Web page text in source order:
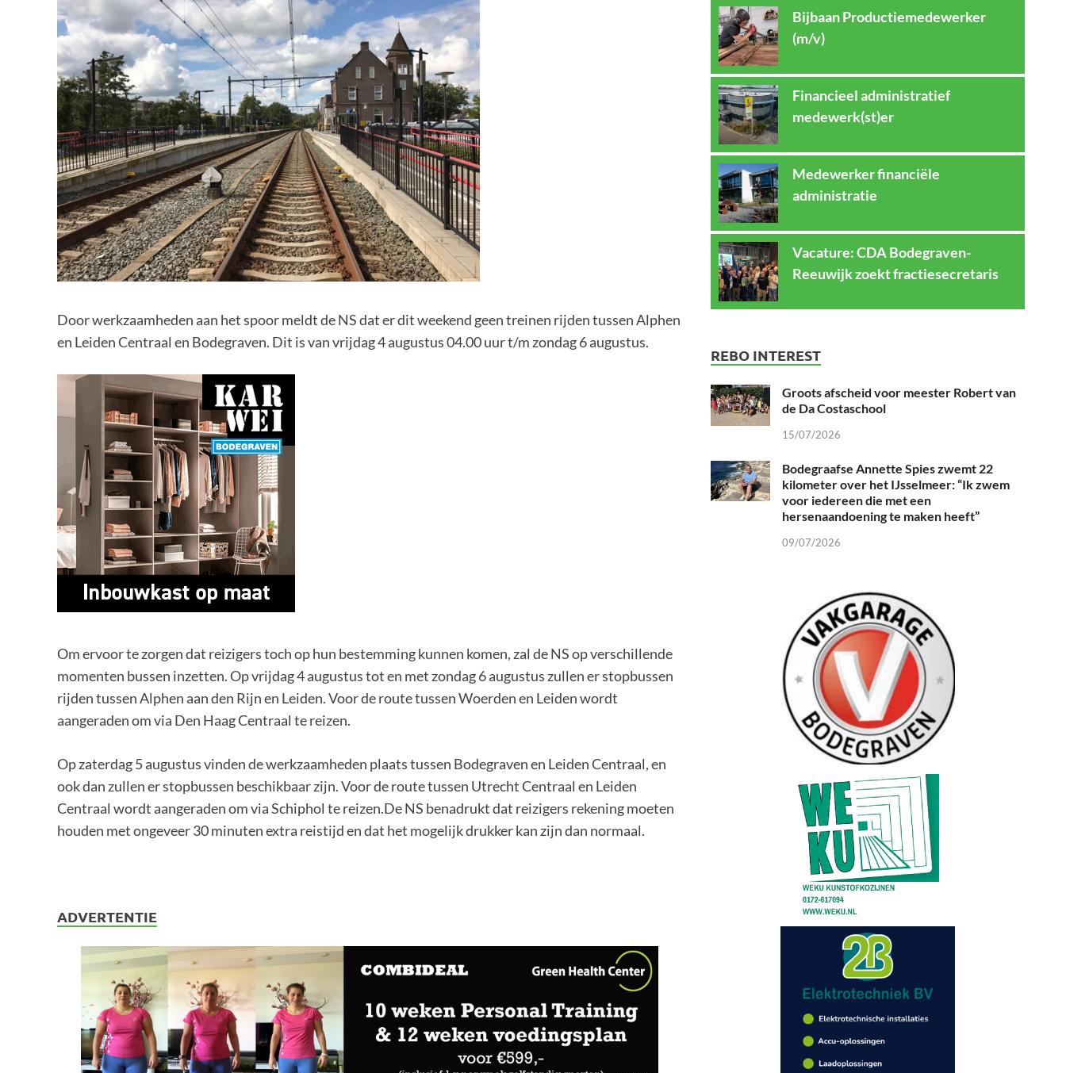
Door werkzaamheden aan het spoor meldt de NS dat er dit weekend geen treinen rijden tussen Alphen
en Leiden Centraal en Bodegraven. Dit is van vrijdag 4 augustus 04.00 uur t/m zondag 6 augustus.
Om ervoor te zorgen dat reizigers toch op hun bestemming kunnen komen, zal de NS op verschillende
momenten bussen inzetten. Op vrijdag 4 augustus tot en met zondag 6 augustus zullen er stopbussen
rijden tussen Alphen aan den Rijn en Leiden. Voor de route tussen Woerden en Leiden wordt
aangeraden om via Den Haag Centraal te reizen.
Op zaterdag 5 augustus vinden de werkzaamheden plaats tussen Bodegraven en Leiden Centraal, en
ook dan zullen er stopbussen beschikbaar zijn. Voor de route tussen Utrecht Centraal en Leiden
Centraal wordt aangeraden om via Schiphol te reizen.De NS benadrukt dat reizigers rekening moeten
houden met ongeveer 30 minuten extra reistijd en dat het mogelijk drukker kan zijn dan normaal.
ADVERTENTIE
Bijbaan Productiemedewerker
(m/v)
Financieel administratief
medewerk(st)er
Medewerker financiële
administratie
Vacature: CDA Bodegraven-
Reeuwijk zoekt fractiesecretaris
REBO INTEREST
Groots afscheid voor meester Robert van
de Da Costaschool
15/07/2026
Bodegraafse Annette Spies zwemt 22
kilometer over het IJsselmeer: “Ik zwem
voor iedereen die met een
hersenaandoening te maken heeft”
09/07/2026